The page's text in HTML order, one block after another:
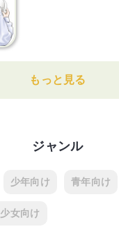
もっと見る
ジャンル
少年向け 青年向け
少女向け